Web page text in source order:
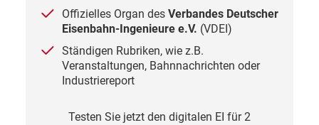
Offizielles Organ des Verbandes Deutscher
Eisenbahn-Ingenieure e.V. (VDEI)
Ständigen Rubriken, wie z.B.
Veranstaltungen, Bahnnachrichten oder
Industriereport
Testen Sie jetzt den digitalen EI für 2